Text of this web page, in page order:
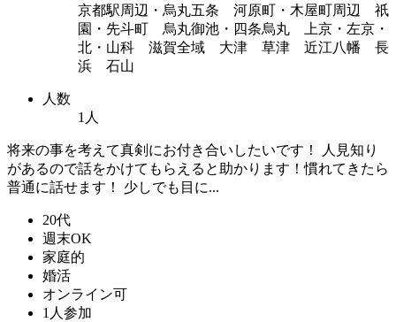
京都駅周辺・烏丸五条 河原町・木屋町周辺 祇
園・先斗町 烏丸御池・四条烏丸 上京・左京・
北・山科 滋賀全域 大津 草津 近江八幡 長
浜 石山
人数
1人
将来の事を考えて真剣にお付き合いしたいです！ 人見知り
があるので話をかけてもらえると助かります！慣れてきたら
普通に話せます！ 少しでも目に...
20代
週末OK
家庭的
婚活
オンライン可
1人参加